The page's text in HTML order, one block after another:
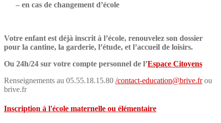
– en cas de changement d’école
Votre enfant est déjà inscrit à l’école, renouvelez son dossier
pour la cantine, la garderie, l’étude, et l’accueil de loisirs.
Ou 24h/24 sur votre compte personnel de l’Espace Citoyens
Renseignements au 05.55.18.15.80 /contact-education@brive.frou
brive.fr
Inscription à l'école maternelle ou élémentaire